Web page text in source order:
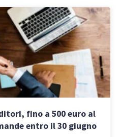
fino a 500 euro al
entro il 30 giugno